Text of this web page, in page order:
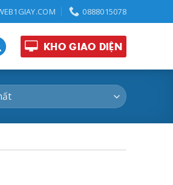
0888015078
KHO GIAO DIỆN